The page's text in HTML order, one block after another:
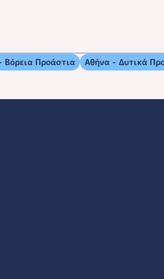
Βόρεια Προάστια Αθήνα - Δυτικά